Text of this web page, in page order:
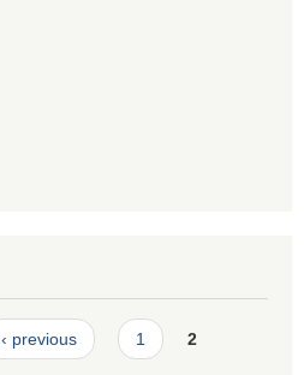
‹ previous 1 2